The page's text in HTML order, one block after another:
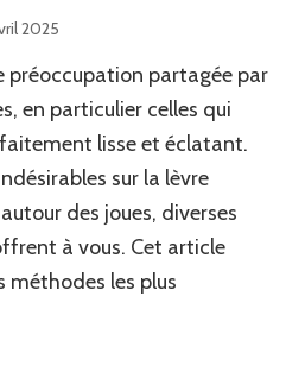
2025
préoccupation partagée par
en particulier celles qui
lisse et éclatant.
sur la lèvre
des joues, diverses
à vous. Cet article
méthodes les plus